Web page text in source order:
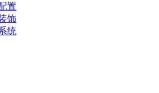
置
饰
统